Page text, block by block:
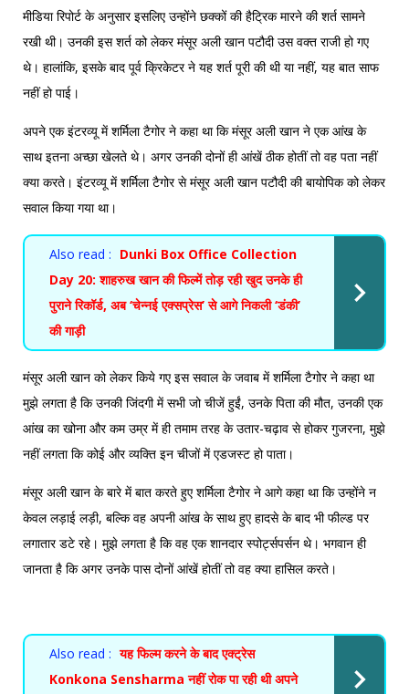
मीडिया रिपोर्ट के अनुसार इसलिए उन्होंने छक्कों की हैट्रिक मारने की शर्त सामने
रखी थी। उनकी इस शर्त को लेकर मंसूर अली खान पटौदी उस वक्त राजी हो गए
थे। हालांकि, इसके बाद पूर्व क्रिकेटर ने यह शर्त पूरी की थी या नहीं, यह बात साफ
नहीं हो पाई।
अपने एक इंटरव्यू में शर्मिला टैगोर ने कहा था कि मंसूर अली खान ने एक आंख के
साथ इतना अच्छा खेलते थे। अगर उनकी दोनों ही आंखें ठीक होतीं तो वह पता नहीं
क्या करते। इंटरव्यू में शर्मिला टैगोर से मंसूर अली खान पटौदी की बायोपिक को लेकर
सवाल किया गया था।
Also read : Dunki Box Office Collection
Day 20: शाहरुख खान की फिल्में तोड़ रही खुद उनके ही
पुराने रिकॉर्ड, अब ‘चेन्नई एक्सप्रेस’ से आगे निकली ‘डंकी’
की गाड़ी
मंसूर अली खान को लेकर किये गए इस सवाल के जवाब में शर्मिला टैगोर ने कहा था
मुझे लगता है कि उनकी जिंदगी में सभी जो चीजें हुईं, उनके पिता की मौत, उनकी एक
आंख का खोना और कम उम्र में ही तमाम तरह के उतार-चढ़ाव से होकर गुजरना, मुझे
नहीं लगता कि कोई और व्यक्ति इन चीजों में एडजस्ट हो पाता।
मंसूर अली खान के बारे में बात करते हुए शर्मिला टैगोर ने आगे कहा था कि उन्होंने न
केवल लड़ाई लड़ी, बल्कि वह अपनी आंख के साथ हुए हादसे के बाद भी फील्ड पर
लगातार डटे रहे। मुझे लगता है कि वह एक शानदार स्पोर्ट्सपर्सन थे। भगवान ही
जानता है कि अगर उनके पास दोनों आंखें होतीं तो वह क्या हासिल करते।
Also read : यह फिल्म करने के बाद एक्ट्रेस
Konkona Sensharma नहीं रोक पा रही थी अपने